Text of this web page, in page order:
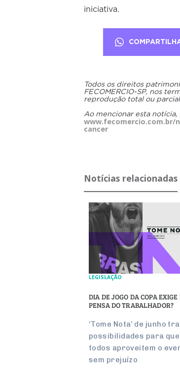
iniciativa.
Todos os direitos
FECOMERCIO-SP, nos
reprodução total ou
Ao mencionar esta
cancer
Notícias relacionadas
LEGISLAÇÃO
DIA DE JOGO DA COPA
PENSA DO TRA­BA­LHADOR?
‘Tome Nota’ de junho
pos­si­bi­li­dades para que
todos apro­veitem o
sem pre­juízo